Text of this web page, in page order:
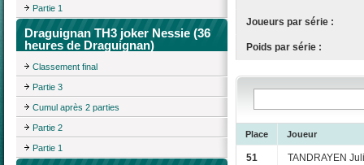
Partie 1
Draguignan TH3 joker Nessie (36
heures de Draguignan)
Classement final
Partie 3
Cumul après 2 parties
Partie 2
Partie 1
Joueurs par série :
Poids par série :
Place Joueur
51 TANDRAYEN